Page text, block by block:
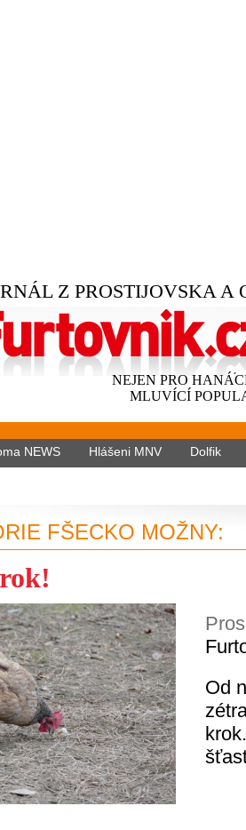
Z PROSTIJOVSKA
NEJEN PRO
MLUVÍCÍ
NEWS Hlášeni MNV Dolfik
FŠECKO MOŽNY:
Od